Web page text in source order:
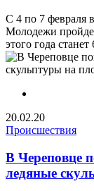
С 4 по 7 февраля
Молодежи
этого года
20.02.20
Происшествия
В Череповце
ледяные